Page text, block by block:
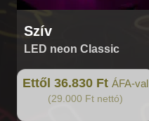
Szív
LED neon Classic
Ettől 36.830 Ft ÁFA-val
(29.000 Ft nettó)